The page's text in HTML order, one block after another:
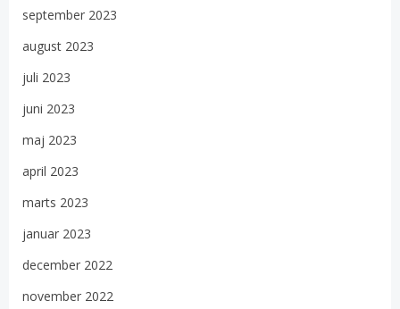
september 2023
august 2023
juli 2023
juni 2023
maj 2023
april 2023
marts 2023
januar 2023
december 2022
november 2022